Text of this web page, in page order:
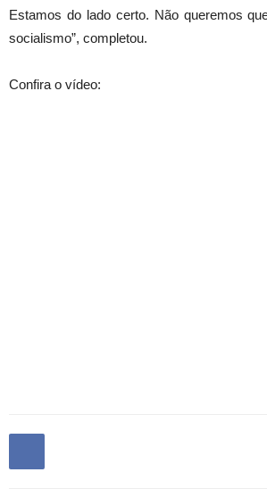
Estamos do lado certo. Não queremos
socialismo”, completou.
Confira o vídeo: